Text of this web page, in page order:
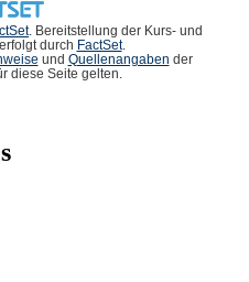
. Bereitstellung der Kurs- und
durch FactSet.
und Quellenangaben der
diese Seite gelten.